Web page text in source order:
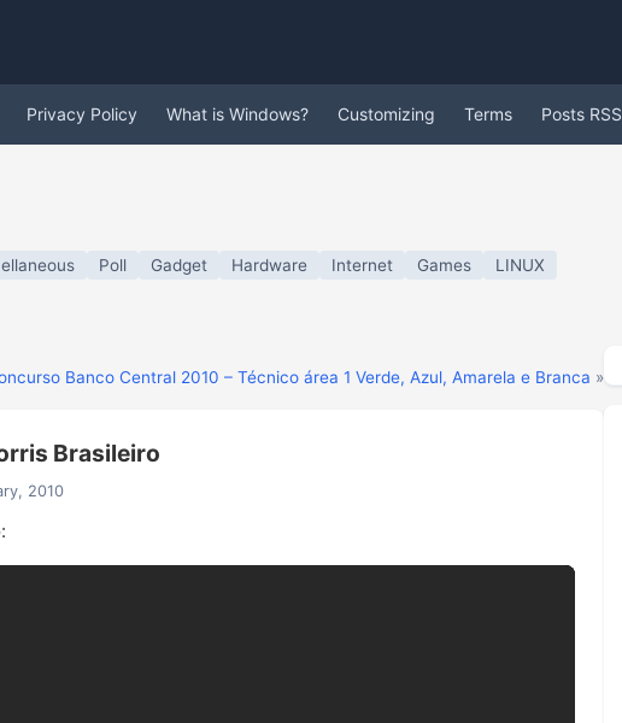
Privacy Policy What is Windows? Customizing Terms Posts RSS
Poll Gadget Hardware Internet Games LINUX
Banco Central 2010 – Técnico área 1 Verde, Azul, Amarela e Branca »
Brasileiro
2010